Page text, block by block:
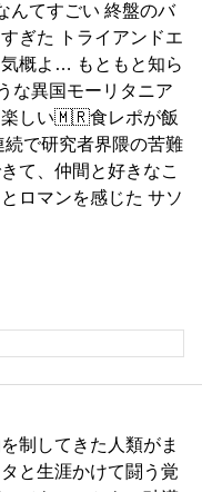
んてすごい 終盤のバ
ぎた トライアンドエ
概よ… もともと知ら
な異国モーリタニア
楽しい🇲🇷食レポが飯
で研究者界隈の苦難
て、仲間と好きなこ
ロマンを感じた サソ
制してきた人類がま
と生涯かけて闘う覚